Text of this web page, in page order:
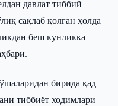
давлат тиббий
сақлаб қолган ҳолда
беш кунликка
бирида қад
тиббиёт ходимлари